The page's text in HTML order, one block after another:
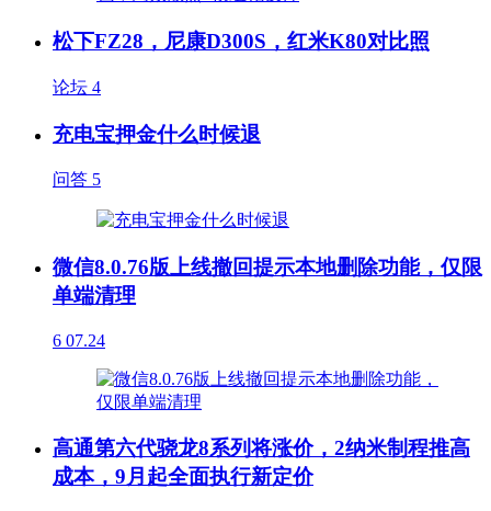
松下FZ28，尼康D300S，红米K80对比照
论坛 4
充电宝押金什么时候退
问答 5
微信8.0.76版上线撤回提示本地删除功能，仅限
单端清理
6 07.24
高通第六代骁龙8系列将涨价，2纳米制程推高
成本，9月起全面执行新定价